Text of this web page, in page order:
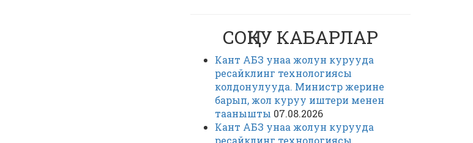
СОҢКУ КАБАРЛАР
Кант АБЗ унаа жолун курууда
ресайклинг технологиясы
колдонулууда. Министр жерине
барып, жол куруу иштери менен
таанышты 07.08.2026
Кант АБЗ унаа жолун курууда
ресайклинг технологиясы